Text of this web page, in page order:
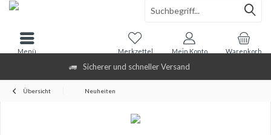
Sicherer und schneller Versand
Warenkorb
Merkzettel Mein Konto
Menü
Übersicht Neuheiten